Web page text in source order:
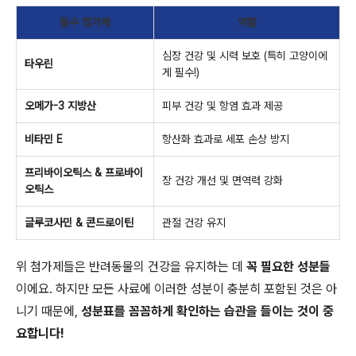
필수 첨가제 역할
타우린
심장 건강 및 시력 보호 (특히 고양이에
게 필수!)
오메가-3 지방산 피부 건강 및 항염 효과 제공
비타민 E 항산화 효과로 세포 손상 방지
프리바이오틱스 & 프로바이
오틱스
장 건강 개선 및 면역력 강화
글루코사민 & 콘드로이틴 관절 건강 유지
위 첨가제들은 반려동물의 건강을 유지하는 데 꼭 필요한 성분들
이에요. 하지만 모든 사료에 이러한 성분이 충분히 포함된 것은 아
니기 때문에, 성분표를 꼼꼼하게 확인하는 습관을 들이는 것이 중
요합니다!